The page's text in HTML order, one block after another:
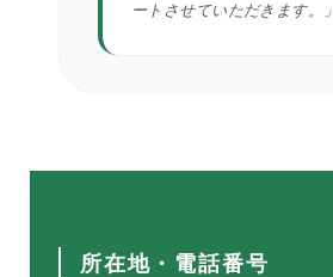
ートさせていただきます。」
所在地・電話番号